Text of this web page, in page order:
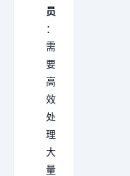
员
：
需
要
高
效
处
理
大
量